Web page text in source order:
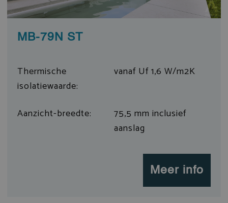
MB-79N ST
Thermische
isolatiewaarde:
vanaf Uf 1,6 W/m2K
Aanzicht-breedte:
75,5 mm inclusief
aanslag
Meer info